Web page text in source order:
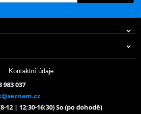
Kontaktní údaje
983 037
12 | 12:30-16:30) So (po dohodě)